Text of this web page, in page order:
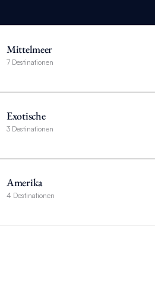
Mittelmeer
7 Destinationen
Exotische
3 Destinationen
Amerika
4 Destinationen